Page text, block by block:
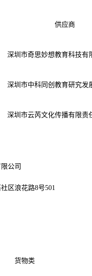
供应商
深圳市奇思妙想教育科技有
深圳市中科同创教育研究发
深圳市云芮文化传播有限责
公司
区浪花路8号501
货物类